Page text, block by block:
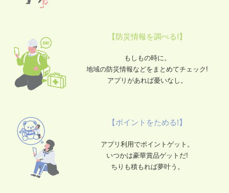
【防災情報を調べる!】
もしもの時に。
地域の防災情報などをまとめてチェック!
アプリがあれば憂いなし。
【ポイントをためる!】
アプリ利用でポイントゲット。
いつかは豪華賞品ゲットだ!
ちりも積もれば夢叶う。